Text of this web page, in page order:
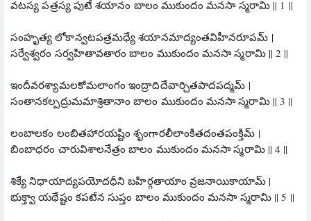
వటస్య పత్రస్య పుటే శయానం బాలం ముకుందం మనసా స్మరామి || 1 ||
సంహృత్య లోకాన్వటపత్రమధ్యే శయానమాద్యంతవిహీనరూపమ్ |
సర్వేశ్వరం సర్వహితావతారం బాలం ముకుందం మనసా స్మరామి || 2 ||
ఇందీవరశ్యామలకోమలాంగం ఇంద్రాదిదేవార్చితపాదపద్మమ్ |
సంతానకల్పద్రుమమాశ్రితానాం బాలం ముకుందం మనసా స్మరామి || 3 ||
లంబాలకం లంబితహారయష్టిం శృంగారలీలాంకితదంతపంక్తిమ్ |
బింబాధరం చారువిశాలనేత్రం బాలం ముకుందం మనసా స్మరామి || 4 ||
శిక్యే నిధాయాద్యపయోదధీని బహిర్గతాయాం వ్రజనాయికాయామ్ |
భుక్త్వా యథేష్టం కపటేన సుప్తం బాలం ముకుందం మనసా స్మరామి || 5 ||